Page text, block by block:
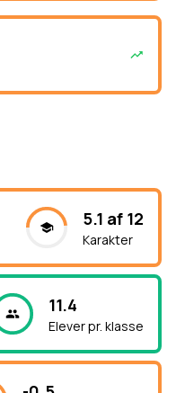
5.1 af 12
Karakter
11.4
Elever pr. klasse